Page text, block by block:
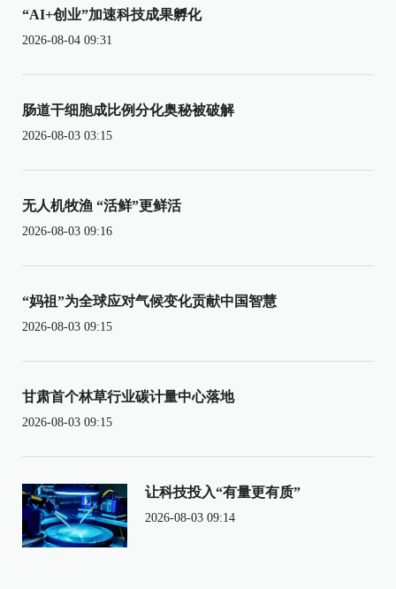
“AI+创业”加速科技成果孵化
2026-08-04 09:31
肠道干细胞成比例分化奥秘被破解
2026-08-03 03:15
无人机牧渔 “活鲜”更鲜活
2026-08-03 09:16
“妈祖”为全球应对气候变化贡献中国智慧
2026-08-03 09:15
甘肃首个林草行业碳计量中心落地
2026-08-03 09:15
让科技投入“有量更有质”
2026-08-03 09:14